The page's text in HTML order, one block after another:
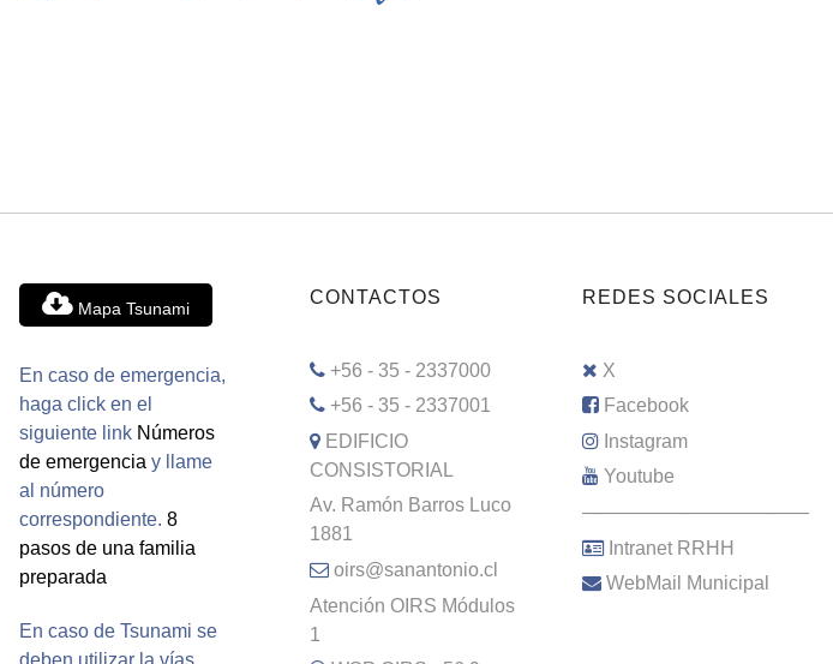
Mapa Tsunami
En caso de emergencia,
haga click en el
siguiente link Números
de emergencia y llame
al número
correspondiente. 8
pasos de una familia
preparada
En caso de Tsunami se
deben utilizar la vías
CONTACTOS
+56 - 35 - 2337000
+56 - 35 - 2337001
EDIFICIO
CONSISTORIAL
Av. Ramón Barros Luco
1881
oirs@sanantonio.cl
Atención OIRS Módulos
1
REDES SOCIALES
X
Facebook
Instagram
Youtube
–––––––––––––––––––––
Intranet RRHH
WebMail Municipal